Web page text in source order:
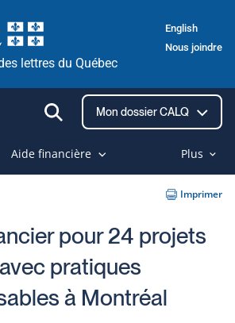
lettres du Québec
English
Nous joindre
Ouvrir
la
recherche
Mon dossier CALQ
Aide financière Plus
Imprimer
pour 24 projets
pratiques
à Montréal